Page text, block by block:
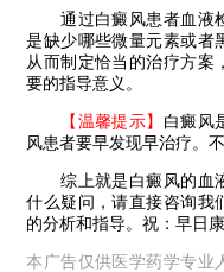
通过白癜风患者血液检
是缺少哪些微量元素或者
从而制定恰当的治疗方案
要的指导意义。
【温馨提示】 白癜风
风患者要早发现早治疗。
综上就是白癜风的血液
什么疑问，请直接咨询我
的分析和指导。祝：早日
本广告仅供医学药学专业